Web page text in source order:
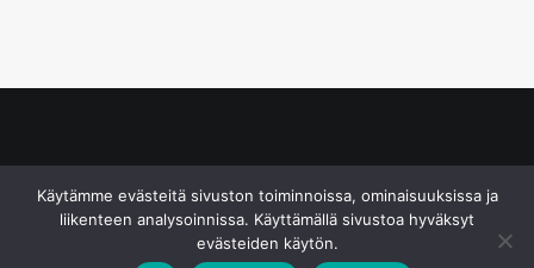
Käytämme evästeitä sivuston toiminnoissa, ominaisuuksissa ja
liikenteen analysoinnissa. Käyttämällä sivustoa hyväksyt
evästeiden käytön.